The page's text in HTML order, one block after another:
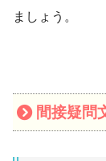
ましょう。
間接疑問